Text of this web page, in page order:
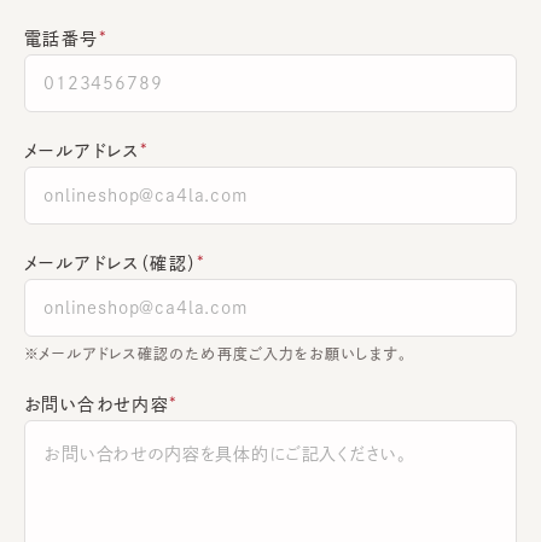
電話番号
メールアドレス
メールアドレス（確認）
※メールアドレス確認のため再度ご入力をお願いします。
お問い合わせ内容